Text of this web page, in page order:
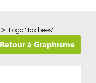
> Logo "Toxibees"
Retour à Graphisme